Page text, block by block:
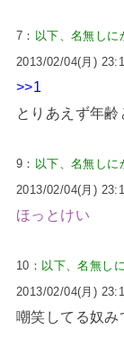
7： 以下、名無しに
2013/02/04(月)
>>1
とりあえず年齢
9： 以下、名無し
2013/02/04(月)
ほっとけい
10： 以下、名無し
2013/02/04(月)
嘲笑してる奴み